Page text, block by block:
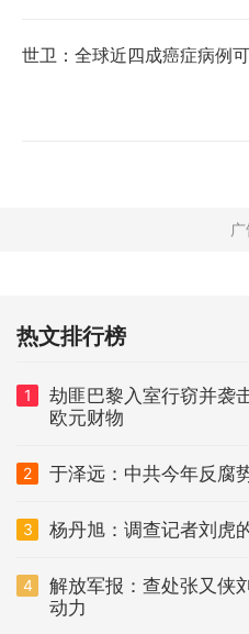
世卫：全球近四成癌症病例
热文排行榜
1
劫匪巴黎入室行窃并袭
欧元财物
2 于泽远：中共今年反腐
3 杨丹旭：调查记者刘虎
4
解放军报：查处张又侠
动力